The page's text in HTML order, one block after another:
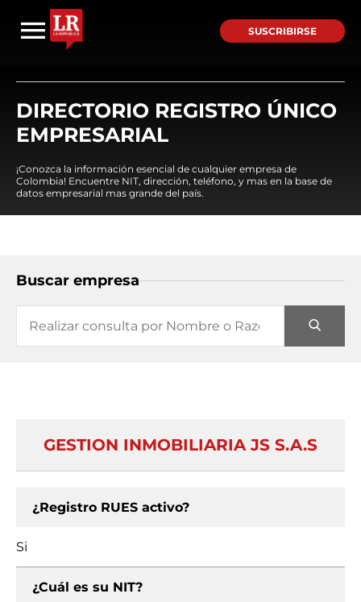
SUSCRIBIRSE
DIRECTORIO REGISTRO ÚNICO
EMPRESARIAL
¡Conozca la información esencial de cualquier empresa de
Colombia! Encuentre NIT, dirección, teléfono, y mas en la base de
datos empresarial mas grande del país.
Buscar empresa
GESTION INMOBILIARIA JS S.A.S
¿Registro RUES activo?
Si
¿Cuál es su NIT?